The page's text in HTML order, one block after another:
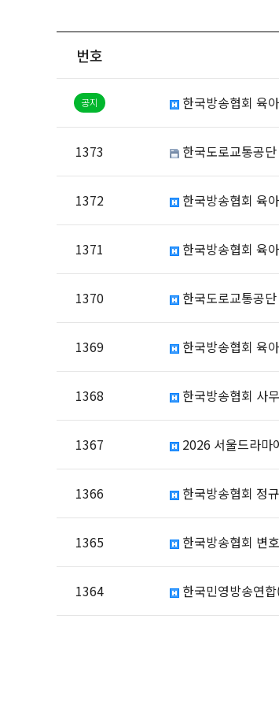
번호
한국방송협회 육
1373 한국도로교통공
1372 한국방송협회 육
1371 한국방송협회 육
1370 한국도로교통공
1369 한국방송협회 육
1368 한국방송협회 사
1367 2026 서울드라마
1366 한국방송협회 정
1365 한국방송협회 변
1364 한국민영방송연